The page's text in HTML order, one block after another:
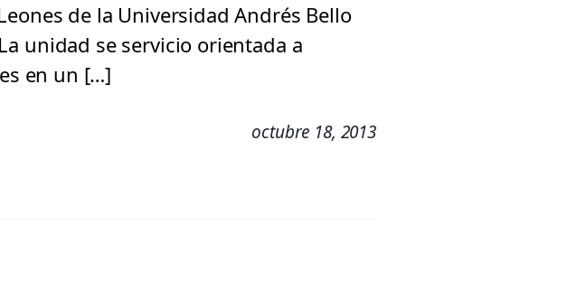
de la Universidad Andrés Bello
unidad se servicio orientada a
en un […]
octubre 18, 2013